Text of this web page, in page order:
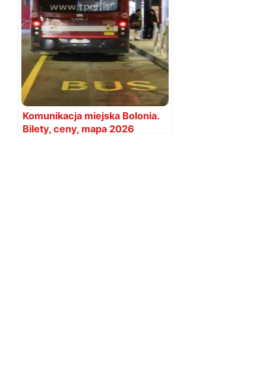
Komunikacja miejska Bolonia.
Bilety, ceny, mapa 2026